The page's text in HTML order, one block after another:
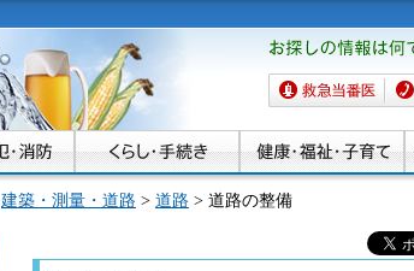
お探しの情報は何
か。
救急当番医 緊
建築・測量・道路 > 道路 > 道路の整備